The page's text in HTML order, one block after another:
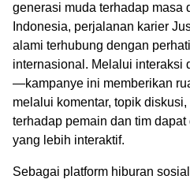
generasi muda terhadap masa
Indonesia, perjalanan karier
alami terhubung dengan
internasional. Melalui interaksi
—kampanye ini memberikan
melalui komentar, topik
terhadap pemain dan tim
yang lebih interaktif.
Sebagai platform hiburan